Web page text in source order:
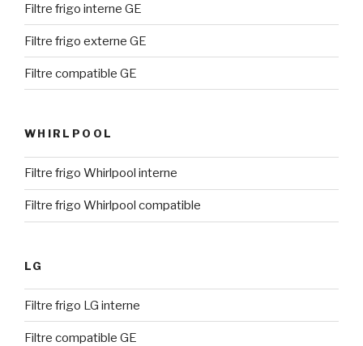
Filtre frigo interne GE
Filtre frigo externe GE
Filtre compatible GE
WHIRLPOOL
Filtre frigo Whirlpool interne
Filtre frigo Whirlpool compatible
LG
Filtre frigo LG interne
Filtre compatible GE